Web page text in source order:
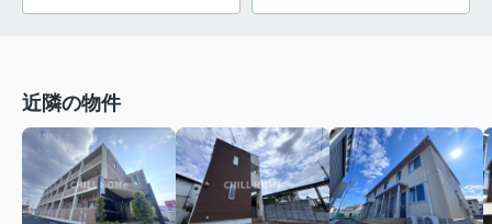
近隣の物件